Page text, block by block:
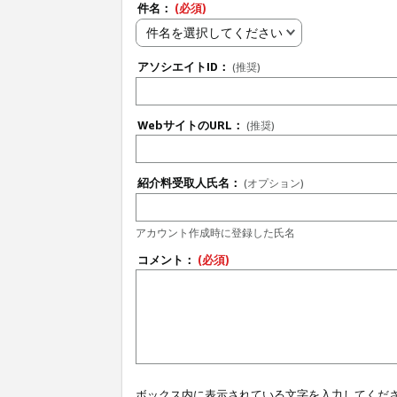
件名： (必須)
件名を選択してください
アソシエイトID： (推奨)
WebサイトのURL： (推奨)
紹介料受取人氏名： (オプション)
アカウント作成時に登録した氏名
コメント： (必須)